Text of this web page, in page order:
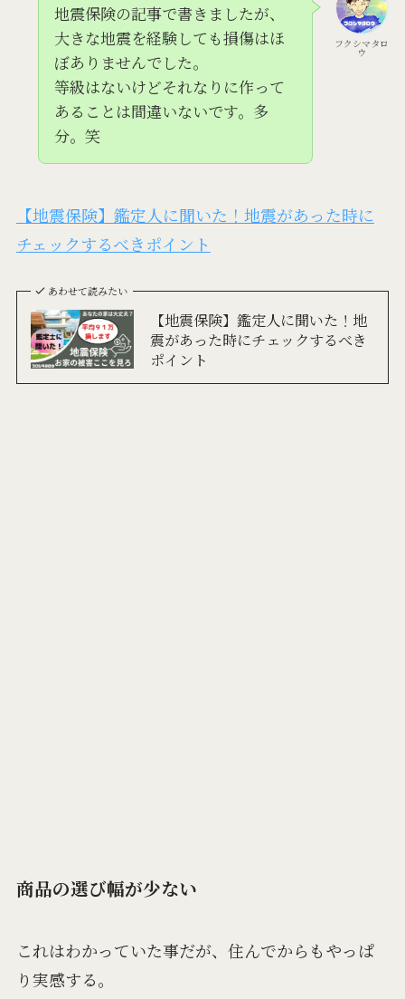
フクシマタロ
ウ
地震保険の記事で書きましたが、
大きな地震を経験しても損傷はほ
ぼありませんでした。
等級はないけどそれなりに作って
あることは間違いないです。多
分。笑
【地震保険】鑑定人に聞いた！地震があった時に
チェックするべきポイント
あわせて読みたい
【地震保険】鑑定人に聞いた！地
震があった時にチェックするべき
ポイント
商品の選び幅が少ない
これはわかっていた事だが、住んでからもやっぱ
り実感する。